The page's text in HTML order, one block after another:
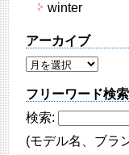
winter
アーカイブ
フリーワード検索
検索:
(モデル名、ブラ